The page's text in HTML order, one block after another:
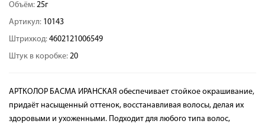
Объём: 25г
Артикул: 10143
Штрихкод: 4602121006549
Штук в коробке: 20
АРТКОЛОР БАСМА ИРАНСКАЯ обеспечивает стойкое окрашивание,
придаёт насыщенный оттенок, восстанавливая волосы, делая их
здоровыми и ухоженными. Подходит для любого типа волос,